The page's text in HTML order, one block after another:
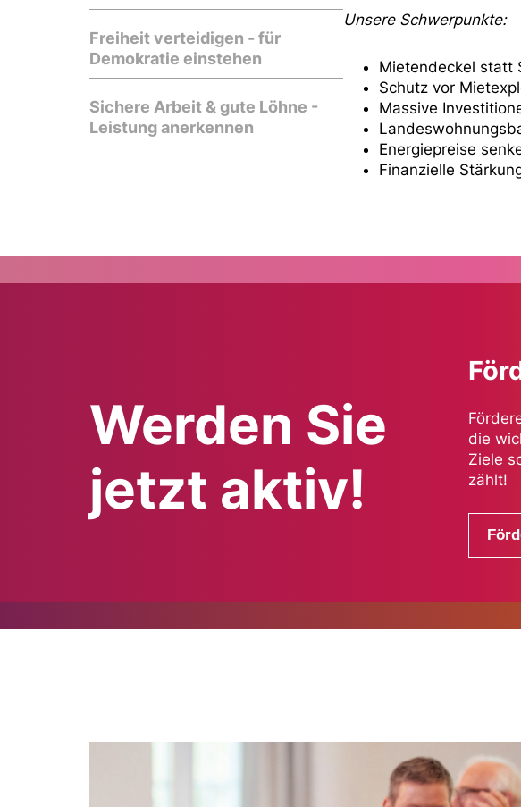
Freiheit verteidigen - für
Demokratie einstehen
Sichere Arbeit & gute Löhne -
Leistung anerkennen
Unsere Schwerpunkte:
Mietendeckel statt
Schutz vor
Massive
Energiepreise
Finanzielle
Werden Sie
jetzt aktiv!
die
Ziele
zählt!